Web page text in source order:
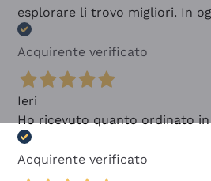
esplorare li trovo migliori. In
Acquirente verificato
Ieri
Ho ricevuto quanto ordinato in
Acquirente verificato